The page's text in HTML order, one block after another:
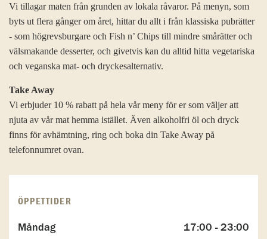
Vi tillagar maten från grunden av lokala råvaror. På menyn, som
byts ut flera gånger om året, hittar du allt i från klassiska pubrätter
- som högrevsburgare och Fish n’ Chips till mindre smårätter och
välsmakande desserter, och givetvis kan du alltid hitta vegetariska
och veganska mat- och dryckesalternativ.
Take Away
Vi erbjuder 10 % rabatt på hela vår meny för er som väljer att
njuta av vår mat hemma istället. Även alkoholfri öl och dryck
finns för avhämtning, ring och boka din Take Away på
telefonnumret ovan.
ÖPPETTIDER
Måndag
17:00 - 23:00